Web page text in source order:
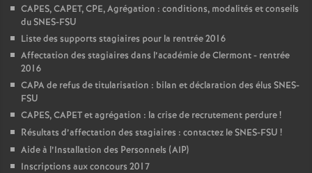
CAPES, CAPET, CPE, Agrégation : conditions, modalités et conseils
du SNES-FSU
Liste des supports stagiaires pour la rentrée 2016
Affectation des stagiaires dans l’académie de Clermont - rentrée
2016
CAPA de refus de titularisation : bilan et déclaration des élus SNES-
FSU
CAPES, CAPET et agrégation : la crise de recrutement perdure!
Résultats d’affectation des stagiaires : contactez le SNES-FSU !
Aide à l’Installation des Personnels (AIP)
Inscriptions aux concours 2017